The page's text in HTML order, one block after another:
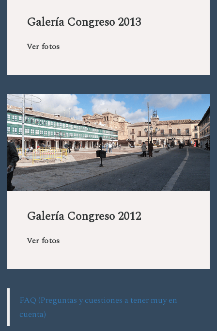
Galería Congreso 2013
Ver fotos
Galería Congreso 2012
Ver fotos
FAQ (Preguntas y cuestiones a tener muy en
cuenta)